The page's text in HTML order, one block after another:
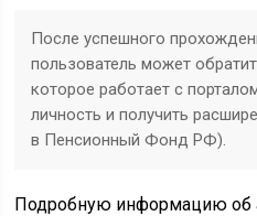
После успешного
пользователь может
которое работает с
личность и получить
в Пенсионный Фонд РФ).
Подробную информацию об